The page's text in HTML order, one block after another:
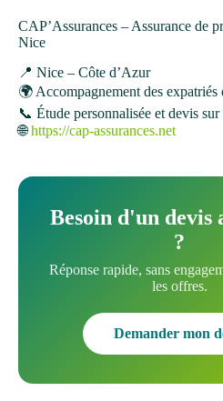
CAP’Assurances – Assurance de
Nice
📍 Nice – Côte d’Azur
🌍 Accompagnement des expatriés
📞 Étude personnalisée et devis sur
🌐https://cap-assurances.net
Besoin d'un devis
?
Réponse rapide, sans
les offres.
Demander mon